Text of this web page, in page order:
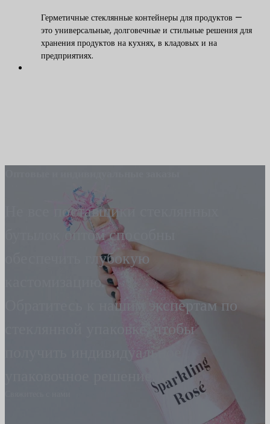
Герметичные стеклянные контейнеры для продуктов —
это универсальные, долговечные и стильные решения для
хранения продуктов на кухнях, в кладовых и на
предприятиях.
Не все поставщики стеклянных
бутылок оптом способны
обеспечить глубокую
кастомизацию.
Обратитесь к нашим экспертам по
стеклянной упаковке, чтобы
получить индивидуальное